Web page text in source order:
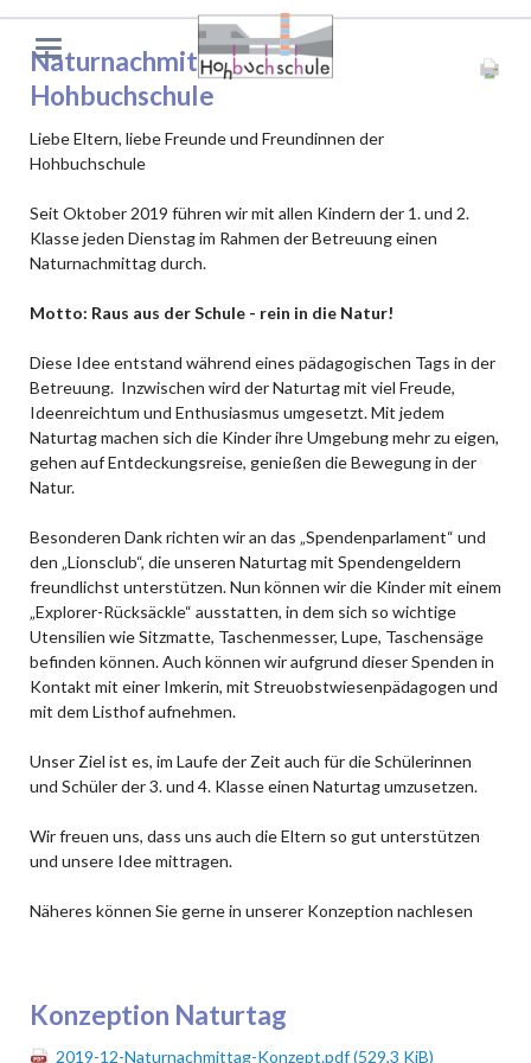
Naturnachmittag an der
Hohbuchschule
Liebe Eltern, liebe Freunde und Freundinnen der
Hohbuchschule
Seit Oktober 2019 führen wir mit allen Kindern der 1. und 2.
Klasse jeden Dienstag im Rahmen der Betreuung einen
Naturnachmittag durch.
Motto: Raus aus der Schule - rein in die Natur!
Diese Idee entstand während eines pädagogischen Tags in der
Betreuung. Inzwischen wird der Naturtag mit viel Freude,
Ideenreichtum und Enthusiasmus umgesetzt. Mit jedem
Naturtag machen sich die Kinder ihre Umgebung mehr zu eigen,
gehen auf Entdeckungsreise, genießen die Bewegung in der
Natur.
Besonderen Dank richten wir an das „Spendenparlament“ und
den „Lionsclub“, die unseren Naturtag mit Spendengeldern
freundlichst unterstützen. Nun können wir die Kinder mit einem
„Explorer-Rücksäckle“ ausstatten, in dem sich so wichtige
Utensilien wie Sitzmatte, Taschenmesser, Lupe, Taschensäge
befinden können. Auch können wir aufgrund dieser Spenden in
Kontakt mit einer Imkerin, mit Streuobstwiesenpädagogen und
mit dem Listhof aufnehmen.
Unser Ziel ist es, im Laufe der Zeit auch für die Schülerinnen
und Schüler der 3. und 4. Klasse einen Naturtag umzusetzen.
Wir freuen uns, dass uns auch die Eltern so gut unterstützen
und unsere Idee mittragen.
Näheres können Sie gerne in unserer Konzeption nachlesen
Konzeption Naturtag
2019-12-Naturnachmittag-Konzept.pdf(529,3 KiB)